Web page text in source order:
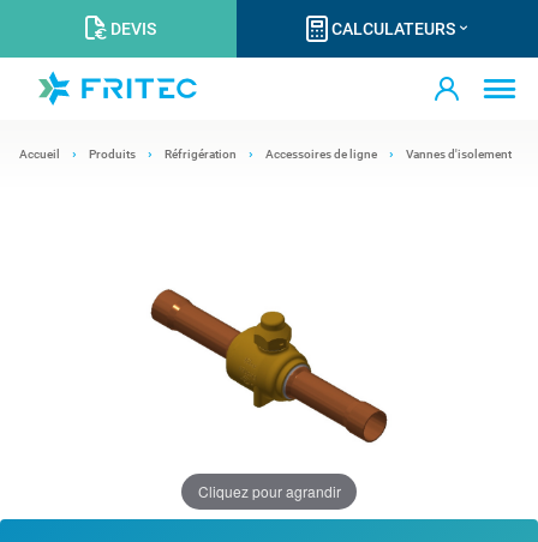
DEVIS CALCULATEURS
Accueil Produits Réfrigération Accessoires de ligne Vannes d'isolement
Cliquez pour agrandir